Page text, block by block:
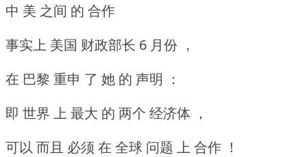
中 美 之间 的 合作
事实上 美国 财政部长 6 月份 ，
在 巴黎 重申 了 她 的 声明 ：
即 世界 上 最大 的 两个 经济体 ，
可以 而且 必须 在 全球 问题 上 合作 ！